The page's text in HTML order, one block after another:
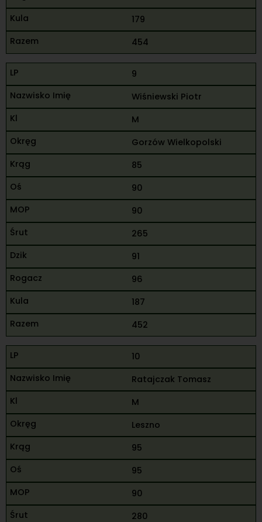
179
454
9
Wiśniewski Piotr
M
Gorzów Wielkopolski
85
90
90
265
91
96
187
452
10
Ratajczak Tomasz
M
Leszno
95
95
90
280